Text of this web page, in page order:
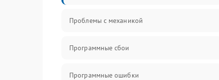
Проблемы с механикой
Программные сбои
Программные ошибки